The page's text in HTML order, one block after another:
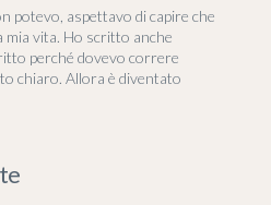
potevo, aspettavo di capire che
mia vita. Ho scritto anche
perché dovevo correre
chiaro. Allora è diventato